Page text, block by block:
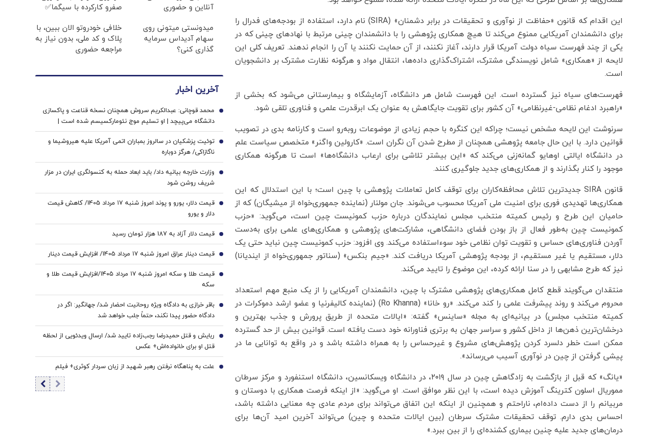
این اقدام که قانون «حفاظت از نوآوری و تحقیقات در برابر دشمنان» (SIRA) نام دارد، استفاده از بودجه‌های فدرال را
برای دانشمندان آمریکایی ممنوع می‌کند تا هیچ همکاری پژوهشی را با دانشمندان چینی مرتبط با نهادهای چینی که در
یکی از چند فهرست سیاه دولت آمریکا قرار دارند، آغاز نکنند، از آن حمایت نکنند یا آن را انجام ندهند. تعریف کلی این
لایحه از «همکاری» شامل نویسندگی مشترک، اشتراک‌گذاری داده‌ها، انتقال مواد و هرگونه نظارت مشترک بر دانشجویان
است.
فهرست‌های سیاه نیز گسترده است. این فهرست شامل هر دانشگاه، آزمایشگاه و بیمارستانی می‌شود که بخشی از
«راهبرد ادغام نظامی-غیرنظامی» آن کشور برای تقویت جایگاهش به عنوان یک ابرقدرت علمی و فناوری تلقی شود.
سرنوشت این لایحه مشخص نیست؛ چراکه این کنگره با حجم زیادی از موضوعات روبه‌رو است و کارنامه بدی در تصویب
قوانین دارد. با این حال جامعه پژوهشی همچنان از مطرح شدن آن نگران است. «کارولین واگنر» متخصص سیاست علم
در دانشگاه ایالتی اوهایو گمانه‌زنی می‌کند که «این بیشتر تلاشی برای ارعاب دانشگاه‌ها» است تا هرگونه همکاری
موجود را کنار بگذارند و از همکاری‌های جدید جلوگیری کنند.
قانون SIRA‌ جدیدترین تلاش محافظه‌کاران برای توقف کامل تعاملات پژوهشی با چین است؛ با این استدلال که این
همکاری‌ها تهدیدی فوری برای امنیت ملی آمریکا محسوب می‌شوند. جان مولنار (نماینده جمهوری‌خواه از میشیگان) که از
حامیان این طرح و رئیس کمیته منتخب مجلس نمایندگان درباره حزب کمونیست چین است، می‌گوید: «حزب
کمونیست چین به‌طور فعال از باز بودن فضای دانشگاهی، مشارکت‌های پژوهشی و همکاری‌های علمی برای به‌دست
آوردن فناوری‌های حساس و تقویت توان نظامی خود سوءاستفاده می‌کند. وی افزود: حزب کمونیست چین نباید حتی یک
دلار، مستقیم یا غیر مستقیم، از بودجه پژوهشی آمریکا دریافت کند. «جیم بنکس» (سناتور جمهوری‌خواه از ایندیانا)
نیز که طرح مشابهی را در سنا ارائه کرده، این موضوع را تایید می‌کند.
منتقدان می‌گویند قطع کامل همکاری‌های پژوهشی مشترک با چین، دانشمندان آمریکایی را از یک منبع مهم استعداد
محروم می‌کند و روند پیشرفت علمی را کند می‌کند. «رو خانا» (Ro Khanna) (نماینده کالیفرنیا و عضو ارشد دموکرات در
کمیته منتخب مجلس) در بیانیه‌ای به مجله «ساینس» گفته: «ایالات متحده از طریق پرورش و جذب بهترین و
درخشان‌ترین ذهن‌ها از داخل کشور و سراسر جهان به برتری فناورانه خود دست یافته است. قوانین بیش از حد گسترده
ممکن است خطر دلسرد کردن پژوهش‌های مشروع و غیرحساس را به همراه داشته باشد و در واقع به توانایی ما در
پیشی گرفتن از چین در نوآوری آسیب می‌رساند».
«یانگ» که قبل از بازگشت به زادگاهش چین در سال ۲۰۱۹، در دانشگاه ویسکانسین، دانشگاه استنفورد و مرکز سرطان
مموریال اسلون کترینگ آموزش دیده است، با این نظر موافق است. او می‌گوید: «از اینکه فرصت همکاری با دوستان و
مربیانم را از دست داده‌ام، ناراحتم و همچنین از اینکه این اتفاق می‌تواند برای مردم عادی چه معنایی داشته باشد،
احساس بدی دارم. توقف تحقیقات مشترک سرطان (بین ایالات متحده و چین) می‌تواند آخرین امید آن‌ها برای
درمان‌های جدید علیه چنین بیماری کشنده‌ای را از بین ببرد.»
آنلاین و حضوری
صفرو کارکرده با سیگما✅
میدونستی میتونی روی
سهام آدیداس سرمایه
گذاری کنی؟
خلافی خودروتو الان ببین، با
پلاک و کد ملی، بدون نیاز به
مراجعه حضوری
آخرین اخبار
محمد قوچانی: عبدالکریم سروش همچنان نسخه قناعت و پاکسازی
دانشگاه می‌پیچد | او تسلیم موج نئومارکسیسم شده است |
سروش به زبان چپ سخن می‌گوید و نظام بازار آزاد رقابتی را با
برچسب کاپیتالیسم توضیح می‌دهد
1
توئیت پزشکیان در سالروز بمباران اتمی آمریکا علیه هیروشیما و
ناگازاکی/ هرگز دوباره
2
وزارت خارجه بیانیه داد/ باید ابعاد حمله به کنسولگری ایران در مزار
شریف روشن شود
3
قیمت دلار، یورو و پوند امروز شنبه ۱۷ مرداد 1405/ کاهش قیمت
دلار و یورو
4
قیمت دلار آزاد به 187 هزار تومان رسید 5
قیمت دینار عراق امروز شنبه ۱۷ مرداد 1405/ افزایش قیمت دینار 6
قیمت طلا و سکه امروز شنبه ۱۷ مرداد ۱۴۰۵/افزایش قیمت طلا و
سکه
7
باقر خرازی به دادگاه ویژه روحانیت احضار شد/ جهانگیر: اگر در
دادگاه حضور پیدا نکند، حتماً جلب خواهد شد
8
ربایش و قتل حمیدرضا رجب‌زاده تایید شد/ ارسال ویدئویی از لحظه
قتل او برای خانواده‌اش+ عکس
9
علت به پناهگاه نرفتن رهبر شهید از زبان سردار کوثری+ فیلم 10